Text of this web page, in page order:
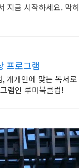
지금 시작하세요. 막
프로그램
개개인에 맞는 독서
램인 루미북클럽!